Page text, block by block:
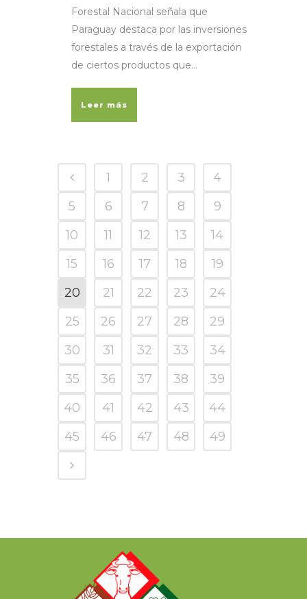
Forestal Nacional señala que
Paraguay destaca por las inversiones
forestales a través de la exportación
de ciertos productos que...
Leer más
1 2 3
4
5
6 7 8
9
10
11 12 13
14
15
16 17 18
19
20
21 22 23
24
25
26 27 28
29
30
31 32 33
34
35
36 37 38
39
40
41 42 43
44
45
46 47 48 49